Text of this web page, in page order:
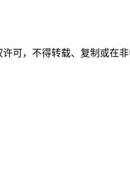
可，不得转载、复制或在